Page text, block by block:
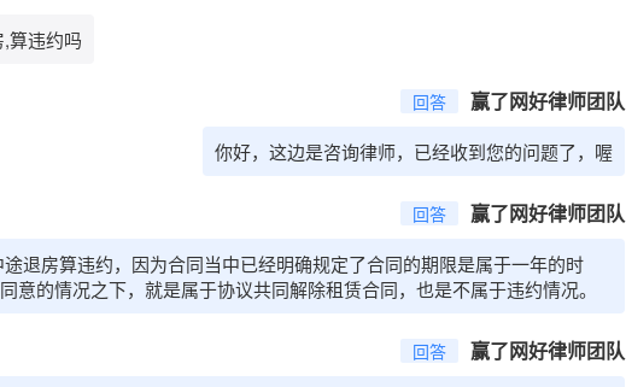
算违约吗
回答 赢了网好律师团队
你好，这边是咨询律师，已经收到您的问题了，喔
回答 赢了网好律师团队
退房算违约，因为合同当中已经明确规定了合同的期限是属于一年的时
意的情况之下，就是属于协议共同解除租赁合同，也是不属于违约情况。
回答 赢了网好律师团队